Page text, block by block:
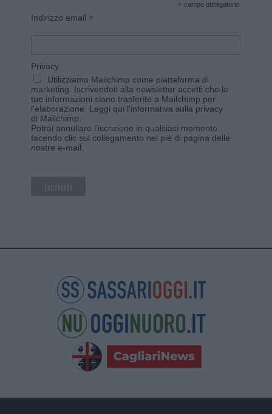
* campo obbligatorio
Indirizzo email *
Privacy
Utilizziamo Mailchimp come piattaforma di
marketing. Iscrivendoti alla newsletter accetti che le
tue informazioni siano trasferite a Mailchimp per
l'elaborazione. Leggi qui l'informativa sulla privacy
di Mailchimp
Potrai annullare l'iscrizione in qualsiasi momento
facendo clic sul collegamento nel piè di pagina delle
nostre e-mail.